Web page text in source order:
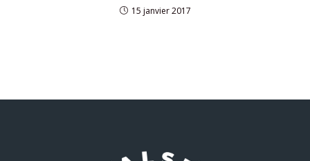
15 janvier 2017